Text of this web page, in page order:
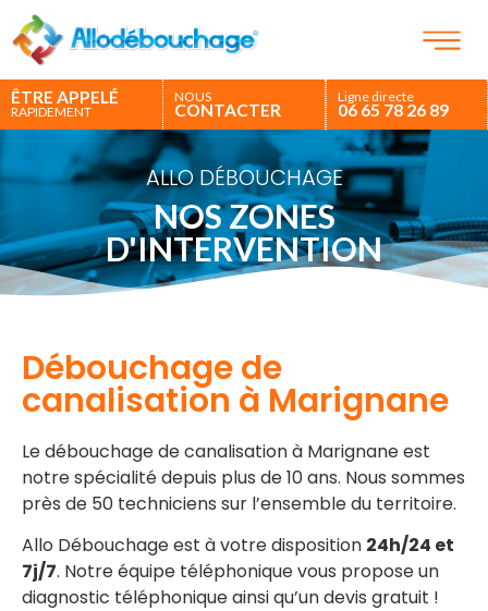
ÊTRE APPELÉ
RAPIDEMENT
NOUS
CONTACTER
Ligne directe
06 65 78 26 89
ALLO DÉBOUCHAGE
NOS ZONES
D'INTERVENTION
Débouchage de
canalisation à Marignane
Le débouchage de canalisation à Marignane est
notre spécialité depuis plus de 10 ans. Nous sommes
près de 50 techniciens sur l’ensemble du territoire.
Allo Débouchage est à votre disposition 24h/24 et
7j/7. Notre équipe téléphonique vous propose un
diagnostic téléphonique ainsi qu’un devis gratuit !